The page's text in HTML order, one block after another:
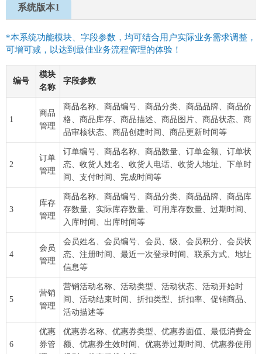
系统版本1
*本系统功能模块、字段参数，均可结合用户实际业务需求调整，
可增可减，以达到最佳业务流程管理的体验！
编号
模块
名称
字段参数
1
商品
管理
商品名称、商品编号、商品分类、商品品牌、商品价
格、商品库存、商品描述、商品图片、商品状态、商
品审核状态、商品创建时间、商品更新时间等
2
订单
管理
订单编号、商品名称、商品数量、订单金额、订单状
态、收货人姓名、收货人电话、收货人地址、下单时
间、支付时间、完成时间等
3
库存
管理
商品名称、商品编号、商品分类、商品品牌、商品库
存数量、实际库存数量、可用库存数量、过期时间、
入库时间、出库时间等
4
会员
管理
会员姓名、会员编号、会员、级、会员积分、会员状
态、注册时间、最近一次登录时间、联系方式、地址
信息等
5
营销
管理
营销活动名称、活动类型、活动状态、活动开始时
间、活动结束时间、折扣类型、折扣率、促销商品、
活动描述等
6
优惠
券管
优惠券名称、优惠券类型、优惠券面值、最低消费金
额、优惠券生效时间、优惠券过期时间、优惠券使用